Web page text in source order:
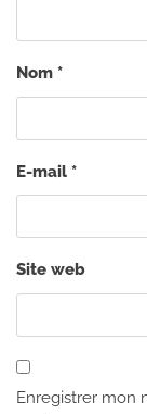
Nom *
E-mail *
Site web
Enregistrer mon